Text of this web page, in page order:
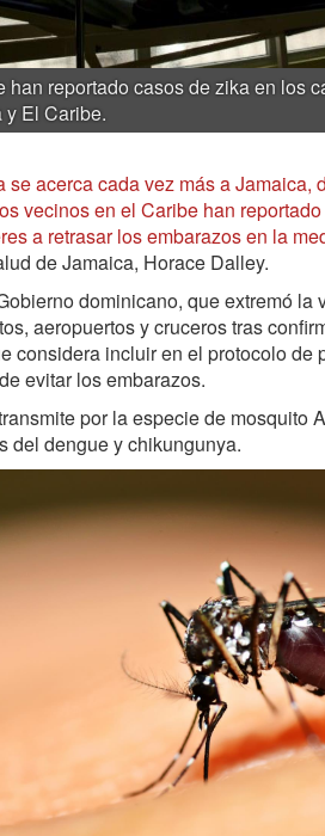
han reportado casos de zika en los
y El Caribe.
se acerca cada vez más a Jamaica,
vecinos en el Caribe han
a retrasar los embarazos en la
de Jamaica, Horace Dalley.
dominicano, que extremó la
aeropuertos y cruceros tras
considera incluir en el protocolo de
evitar los embarazos.
por la especie de mosquito
del dengue y chikungunya.